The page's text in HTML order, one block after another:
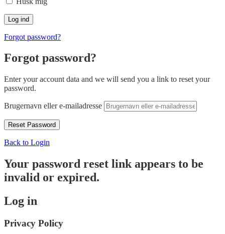
Forgot password?
Forgot password?
Enter your account data and we will send you a link to reset your
password.
Brugernavn eller e-mailadresse
Back to Login
Your password reset link appears to be
invalid or expired.
Log in
Privacy Policy